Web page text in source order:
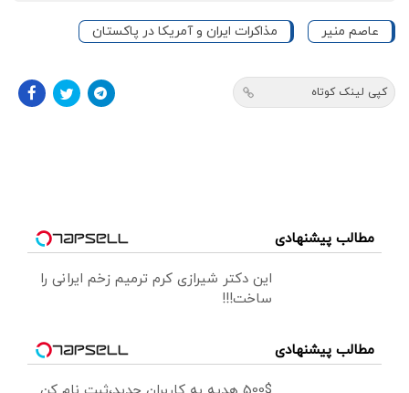
عاصم منیر مذاکرات ایران و آمریکا در پاکستان
کپی لینک کوتاه
مطالب پیشنهادی
این دکتر شیرازی کرم ترمیم زخم ایرانی را
ساخت!!!
مطالب پیشنهادی